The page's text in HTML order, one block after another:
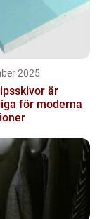
2025
är
för moderna